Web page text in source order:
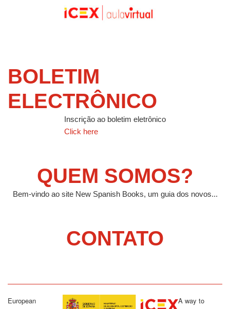
BOLETIM
ELECTRÔNICO
Inscrição ao boletim eletrônico
Click here
QUEM SOMOS?
Bem-vindo ao site New Spanish Books, um guia dos novos...
CONTATO
European
A way to